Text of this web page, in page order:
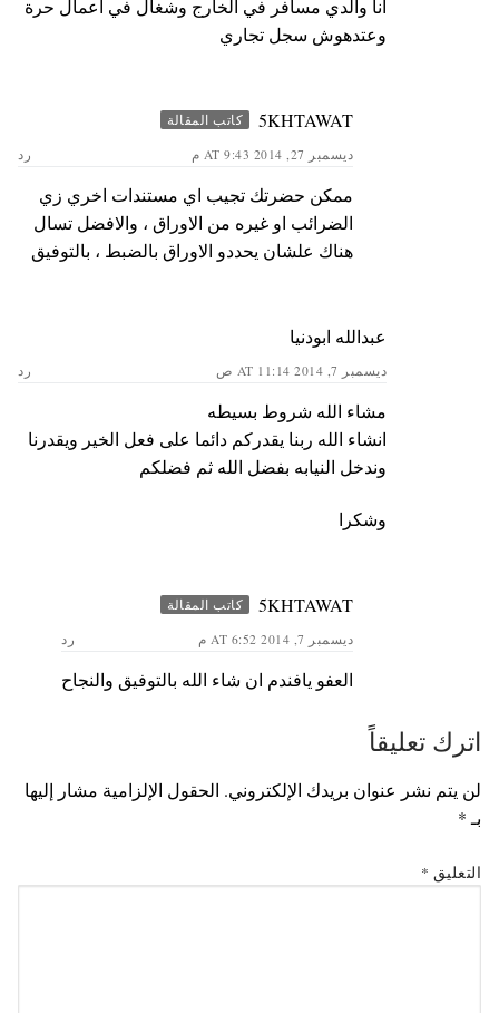
انا والدي مسافر في الخارج وشغال في اعمال حرة
وعتدهوش سجل تجاري
5KHTAWAT كاتب المقالة
ديسمبر 27, 2014 AT 9:43 م رد
ممكن حضرتك تجيب اي مستندات اخري زي
الضرائب او غيره من الاوراق ، والافضل تسال
هناك علشان يحددو الاوراق بالضبط ، بالتوفيق
عبدالله ابودنيا
ديسمبر 7, 2014 AT 11:14 ص رد
مشاء الله شروط بسيطه
انشاء الله ربنا يقدركم دائما على فعل الخير ويقدرنا
وندخل النيابه بفضل الله ثم فضلكم
وشكرا
5KHTAWAT كاتب المقالة
ديسمبر 7, 2014 AT 6:52 م رد
العفو يافندم ان شاء الله بالتوفيق والنجاح
اترك تعليقاً
لن يتم نشر عنوان بريدك الإلكتروني. الحقول الإلزامية مشار إليها
بـ*
التعليق *